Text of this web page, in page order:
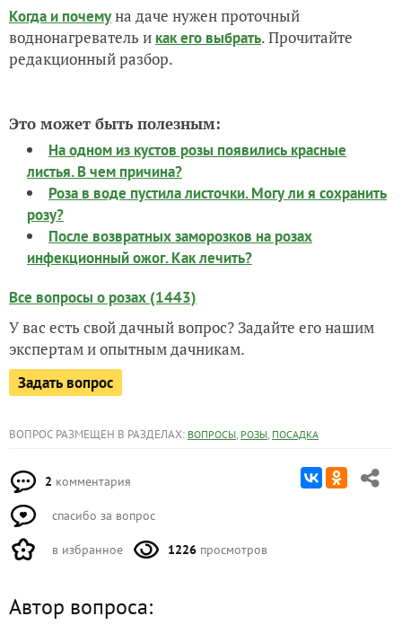
Когда и почемуна даче нужен проточный
воднонагреватель и как его выбрать. Прочитайте
редакционный разбор.
Это может быть полезным:
На одном из кустов розы появились красные
листья. В чем причина?
Роза в воде пустила листочки. Могу ли я сохранить
розу?
После возвратных заморозков на розах
инфекционный ожог. Как лечить?
Все вопросы о розах (1443)
У вас есть свой дачный вопрос? Задайте его нашим
экспертам и опытным дачникам.
Задать вопрос
ВОПРОС РАЗМЕЩЕН В РАЗДЕЛАХ: ВОПРОСЫ, РОЗЫ, ПОСАДКА
2 комментария
спасибо за вопрос
в избранное 1226 просмотров
Автор вопроса: